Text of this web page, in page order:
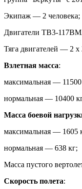
Экипаж — 2 человека;
Двигатели ТВ3-
Тяга двигателей — 2 х
Взлетная масса:
максимальная —
нормальная — 10400
Масса боевой
максимальная — 1605
нормальная — 638 кг;
Масса пустого
Скорость полета: